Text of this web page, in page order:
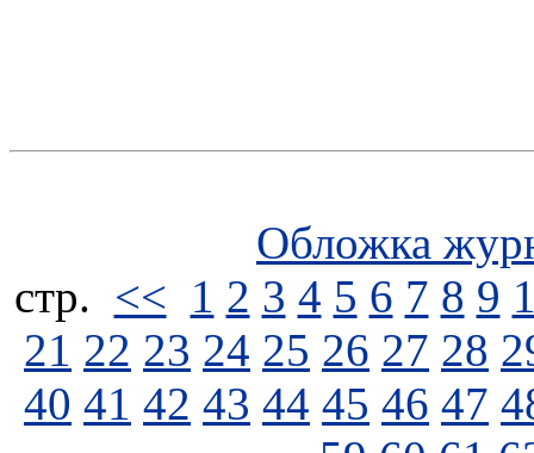
Обложка
стp. << 1 2 3 4 5 6 7 8 9
21 22 23 24 25 26 27 28
40 41 42 43 44 45 46 47